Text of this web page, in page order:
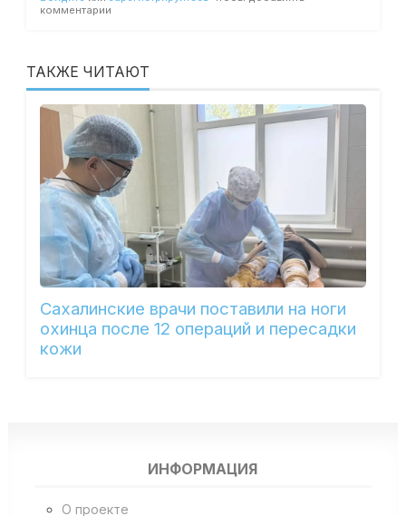
комментарии
ТАКЖЕ ЧИТАЮТ
Сахалинские врачи поставили на ноги
охинца после 12 операций и пересадки
кожи
ИНФОРМАЦИЯ
О проекте